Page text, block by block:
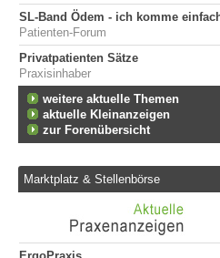
SL-Band Ödem - ich komme
Patienten-Forum
Privatpatienten Sätze
Praxisinhaber
weitere aktuelle Themen
aktuelle Kleinanzeigen
zur Forenübersicht
Marktplatz & Stellenbörse